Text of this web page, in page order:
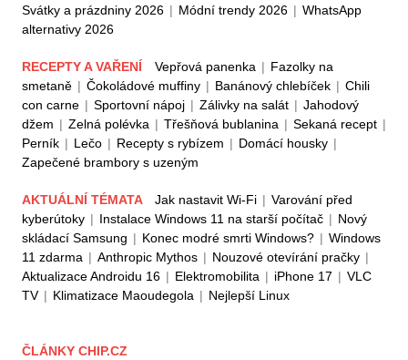
Svátky a prázdniny 2026 | Módní trendy 2026 | WhatsApp
alternativy 2026
RECEPTY A VAŘENÍ Vepřová panenka | Fazolky na
smetaně | Čokoládové muffiny | Banánový chlebíček | Chili
con carne | Sportovní nápoj | Zálivky na salát | Jahodový
džem | Zelná polévka | Třešňová bublanina | Sekaná recept |
Perník | Lečo | Recepty s rybízem | Domácí housky |
Zapečené brambory s uzeným
AKTUÁLNÍ TÉMATA Jak nastavit Wi-Fi | Varování před
kyberútoky | Instalace Windows 11 na starší počítač | Nový
skládací Samsung | Konec modré smrti Windows? | Windows
11 zdarma | Anthropic Mythos | Nouzové otevírání pračky |
Aktualizace Androidu 16 | Elektromobilita | iPhone 17 | VLC
TV | Klimatizace Maoudegola | Nejlepší Linux
ČLÁNKY CHIP.CZ